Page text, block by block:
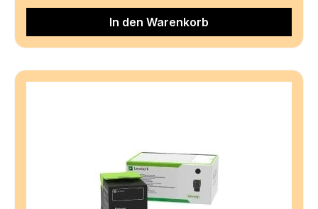
In den Warenkorb